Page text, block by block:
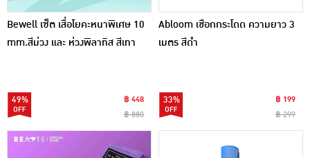
Bewell เซ็ต เสื่อโยคะหนาพิเศษ 10
mm.สีม่วง และ ห่วงพิลาทิส สีเทา
49%
฿ 448
฿ 880
Abloom เชือกกระโดด ความยาว 3
เมตร สีดำ
33%
฿ 199
฿ 299